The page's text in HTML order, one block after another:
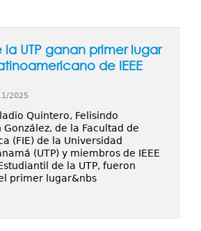
la UTP ganan primer lugar
de IEEE
2025
Quintero, Felisindo
González, de la Facultad de
(FIE) de la Universidad
(UTP) y miembros de IEEE
de la UTP, fueron
primer lugar&nbs